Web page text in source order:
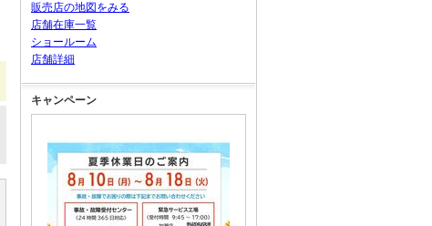
販売店の地図をみる
店舗在庫一覧
ショールーム
店舗詳細
キャンペーン